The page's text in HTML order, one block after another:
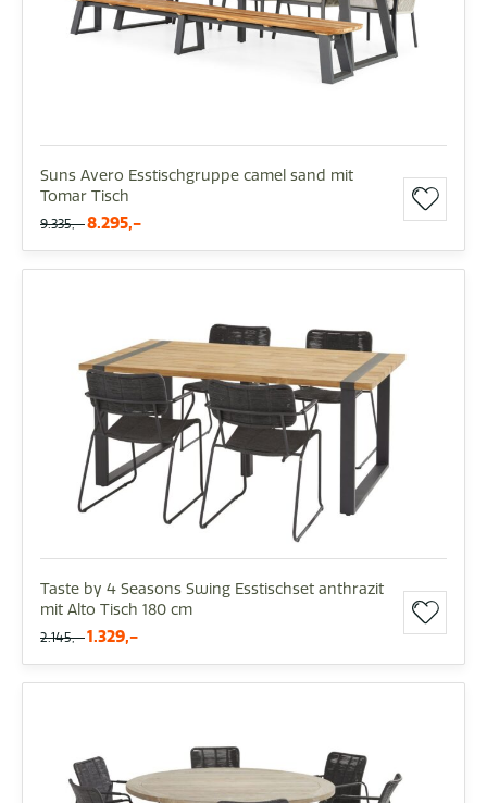
Suns Avero Esstischgruppe camel sand mit
Tomar Tisch
9.335,- 8.295,-
Taste by 4 Seasons Swing Esstischset anthrazit
mit Alto Tisch 180 cm
2.145,- 1.329,-